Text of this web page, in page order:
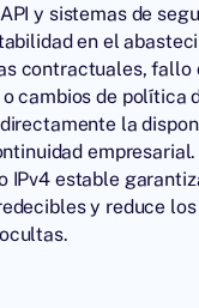
y sistemas de
en el
contractuales, fallo
cambios de política
la
empresarial.
IPv4 estable
y reduce